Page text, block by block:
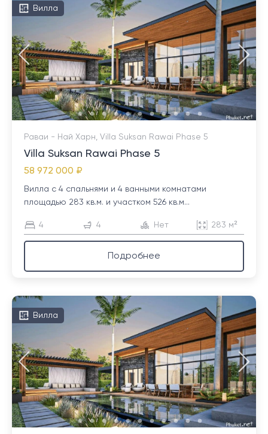
Вилла
Раваи - Най Харн, Villa Suksan Rawai Phase 5
Villa Suksan Rawai Phase 5
58 972 000 ₽
Вилла с 4 спальнями и 4 ванными комнатами
площадью 283 кв.м. и участком 526 кв.м...
4 4 Нет 283 м²
Подробнее
Вилла